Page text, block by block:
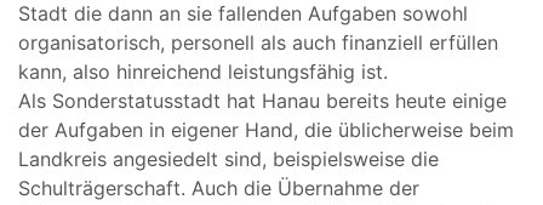
Stadt die dann an sie fallenden Aufgaben sowohl
organisatorisch, personell als auch finanziell erfüllen
kann, also hinreichend leistungsfähig ist.
Als Sonderstatusstadt hat Hanau bereits heute einige
der Aufgaben in eigener Hand, die üblicherweise beim
Landkreis angesiedelt sind, beispielsweise die
Schulträgerschaft. Auch die Übernahme der